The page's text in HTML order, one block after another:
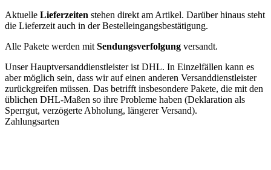
Aktuelle Lieferzeiten stehen direkt am Artikel. Darüber hinaus steht
die Lieferzeit auch in der Bestelleingangsbestätigung.
Alle Pakete werden mit Sendungsverfolgung versandt.
Unser Hauptversanddienstleister ist DHL. In Einzelfällen kann es
aber möglich sein, dass wir auf einen anderen Versanddienstleister
zurückgreifen müssen. Das betrifft insbesondere Pakete, die mit den
üblichen DHL-Maßen so ihre Probleme haben (Deklaration als
Sperrgut, verzögerte Abholung, längerer Versand).
Zahlungsarten